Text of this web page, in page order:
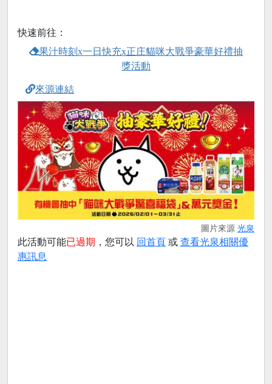
快速前往：
果汁時刻x一日快充x正庄貓咪大戰爭豪華好禮抽
獎活動
來源連結
圖片來源 光泉
此活動可能已過期 ，您可以 回首頁 或 查看光泉相關優
惠訊息